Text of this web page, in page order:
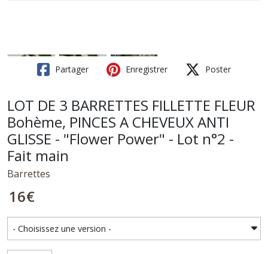
Partager Enregistrer Poster
LOT DE 3 BARRETTES FILLETTE FLEUR
Bohème, PINCES A CHEVEUX ANTI
GLISSE - "Flower Power" - Lot n°2 -
Fait main
Barrettes
16€